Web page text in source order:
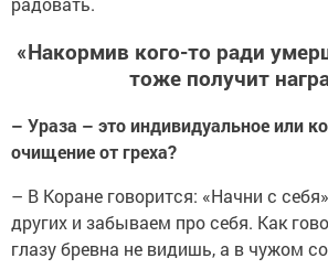
«Накормив кого-то ради
тоже получит
– Ураза – это индивидуальное или
очищение от греха?
– В Коране говорится: «Начни с
других и забываем про себя. Как
глазу бревна не видишь, а в чужом